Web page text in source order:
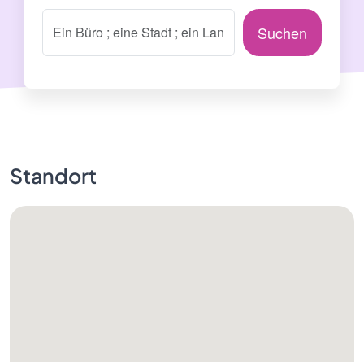
Suchen
Standort